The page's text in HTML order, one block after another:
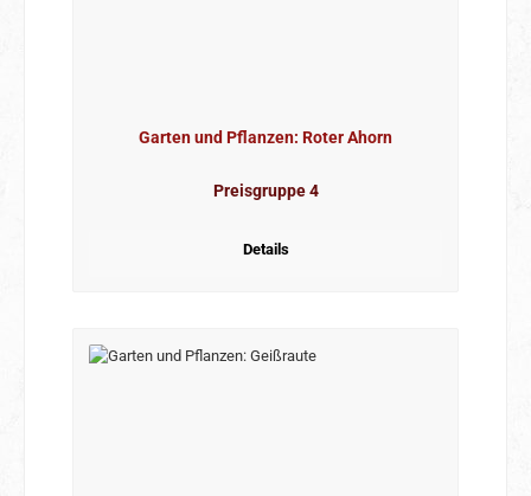
Garten und Pflanzen: Roter Ahorn
Preisgruppe 4
Details